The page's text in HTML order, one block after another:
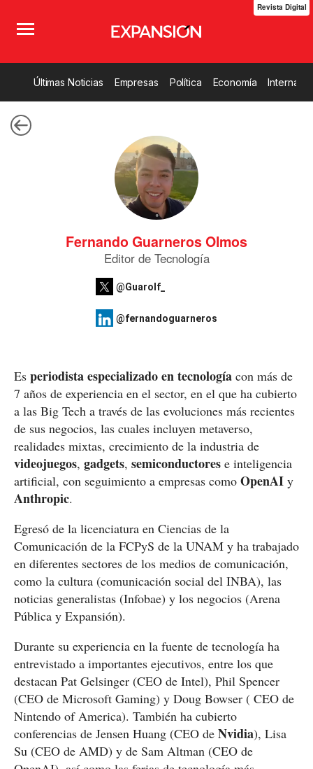
Revista Digital
Últimas Noticias Empresas Política Economía
Fernando Guarneros Olmos
Editor de Tecnología
@Guarolf_
@fernandoguarneros
Es periodista especializado en tecnología con más de
7 años de experiencia en el sector, en el que ha cubierto
a las Big Tech a través de las evoluciones más recientes
de sus negocios, las cuales incluyen metaverso,
realidades mixtas, crecimiento de la industria de
videojuegos, gadgets, semiconductores e inteligencia
artificial, con seguimiento a empresas como OpenAI y
Anthropic.
Egresó de la licenciatura en Ciencias de la
Comunicación de la FCPyS de la UNAM y ha trabajado
en diferentes sectores de los medios de comunicación,
como la cultura (comunicación social del INBA), las
noticias generalistas (Infobae) y los negocios (Arena
Pública y Expansión).
Durante su experiencia en la fuente de tecnología ha
entrevistado a importantes ejecutivos, entre los que
destacan Pat Gelsinger (CEO de Intel), Phil Spencer
(CEO de Microsoft Gaming) y Doug Bowser ( CEO de
Nintendo of America). También ha cubierto
conferencias de Jensen Huang (CEO de Nvidia), Lisa
Su (CEO de AMD) y de Sam Altman (CEO de